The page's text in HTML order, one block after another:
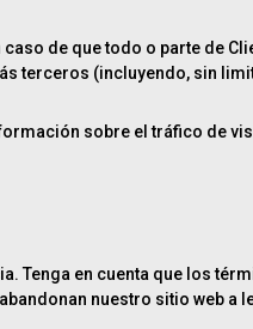
de que todo o parte de
terceros (incluyendo, sin
sobre el tráfico de
Tenga en cuenta que los
nuestro sitio web a